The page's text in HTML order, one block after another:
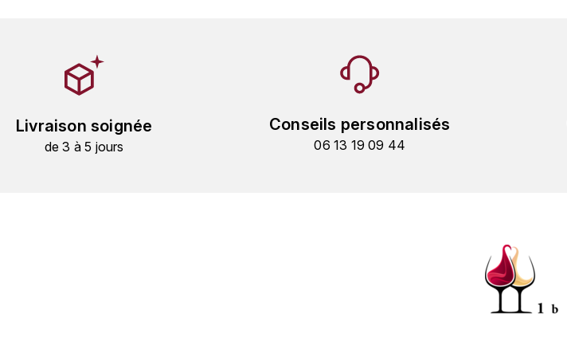
Livraison soignée
de 3 à 5 jours
Conseils personnalisés
06 13 19 09 44